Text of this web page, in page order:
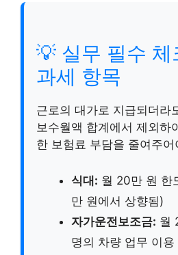
💡 실무 필수 체
과세 항목
근로의 대가로 지급되더라
보수월액 합계에서 제외하
한 보험료 부담을 줄여주어
식대: 월 20만 원 한
만 원에서 상향됨)
자가운전보조금: 월
명의 차량 업무 이용